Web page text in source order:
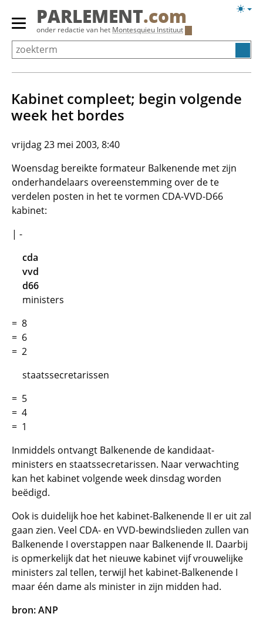
Overslaan
Primair
menu
tonen/verbergen
PARLEMENT.com
onder redactie van het Montesquieu Instituut
Kabinet compleet; begin volgende
week het bordes
vrijdag 23 mei 2003, 8:40
Woensdag bereikte formateur Balkenende met zijn
onderhandelaars overeenstemming over de te
verdelen posten in het te vormen CDA-VVD-D66
kabinet:
| -
cda
vvd
d66
ministers
= 8
= 6
= 2
staatssecretarissen
= 5
= 4
= 1
Inmiddels ontvangt Balkenende de kandidaat-
ministers en staatssecretarissen. Naar verwachting
kan het kabinet volgende week dinsdag worden
beëdigd.
Ook is duidelijk hoe het kabinet-Balkenende II er uit zal
gaan zien. Veel CDA- en VVD-bewindslieden zullen van
Balkenende I overstappen naar Balkenende II. Daarbij
is opmerkelijk dat het nieuwe kabinet vijf vrouwelijke
ministers zal tellen, terwijl het kabinet-Balkenende I
maar één dame als minister in zijn midden had.
bron: ANP